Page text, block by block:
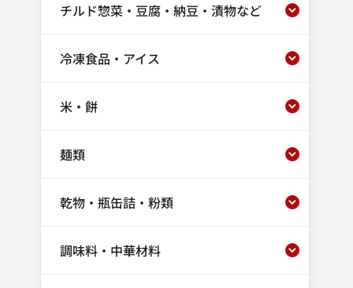
チルド惣菜・豆腐・納豆・漬物など
冷凍食品・アイス
米・餅
麺類
乾物・瓶缶詰・粉類
調味料・中華材料